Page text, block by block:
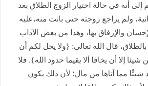
إلى أنه في حالة اختيار الزوج الطلاق بعد
ولم يراجع زوجته حتى بانت منه،عليه
والإرفاق بها، وهذا من بعض الآداب
بالطلاق، قال الله تعالى: {ولا يحل لكم أن
شيئا إلا أن يخافا ألا يقيما حدود الله}. فلا
شيئًا مما آتاها من مال؛ لأن ذلك يكون